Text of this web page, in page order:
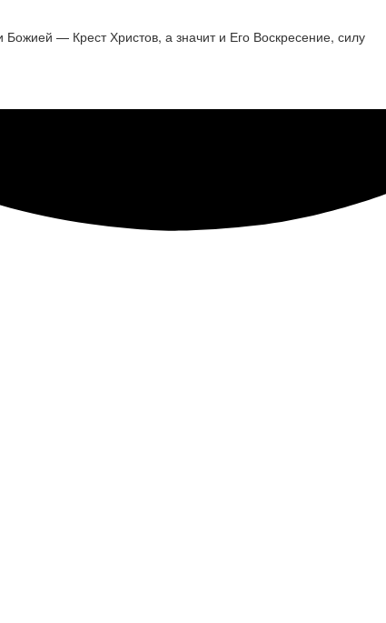
— Крест Христов, а значит и Его Воскресение, силу